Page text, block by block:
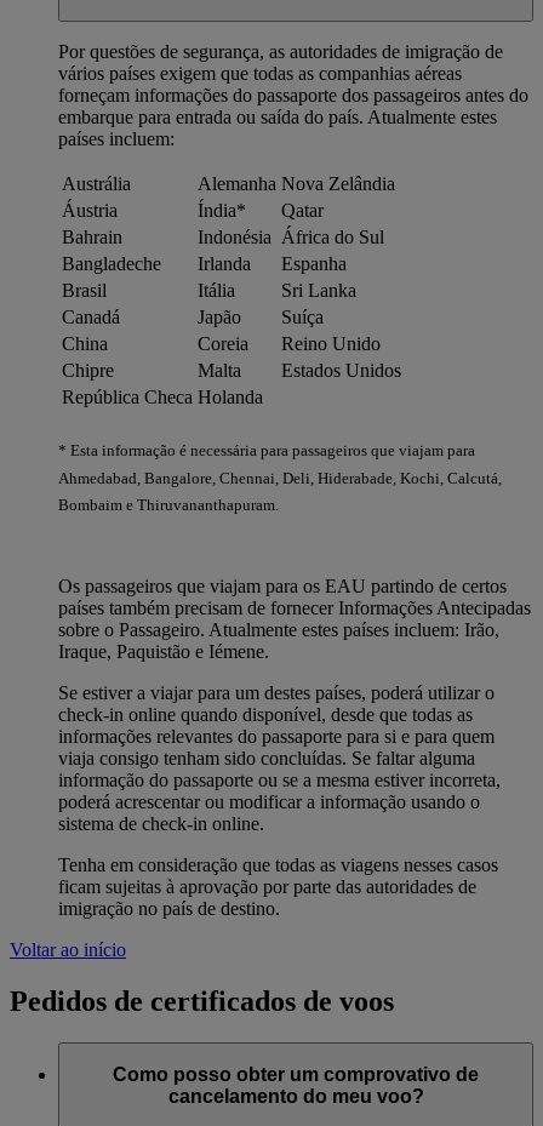
Por questões de segurança, as autoridades de imigração de
vários países exigem que todas as companhias aéreas
forneçam informações do passaporte dos passageiros antes do
embarque para entrada ou saída do país. Atualmente estes
países incluem:
Austrália Alemanha Nova Zelândia
Áustria
Índia*
Qatar
Bahrain
Indonésia África do Sul
Bangladeche
Irlanda
Espanha
Brasil
Itália
Sri Lanka
Canadá
Japão
Suíça
China
Coreia
Reino Unido
Chipre
Malta
Estados Unidos
República Checa Holanda
* Esta informação é necessária para passageiros que viajam para
Ahmedabad, Bangalore, Chennai, Deli, Hiderabade, Kochi, Calcutá,
Bombaim e Thiruvananthapuram.
Os passageiros que viajam para os EAU partindo de certos
países também precisam de fornecer Informações Antecipadas
sobre o Passageiro. Atualmente estes países incluem: Irão,
Iraque, Paquistão e Iémene.
Se estiver a viajar para um destes países, poderá utilizar o
check-in online quando disponível, desde que todas as
informações relevantes do passaporte para si e para quem
viaja consigo tenham sido concluídas. Se faltar alguma
informação do passaporte ou se a mesma estiver incorreta,
poderá acrescentar ou modificar a informação usando o
sistema de check-in online.
Tenha em consideração que todas as viagens nesses casos
ficam sujeitas à aprovação por parte das autoridades de
imigração no país de destino.
Voltar ao início
Pedidos de certificados de voos
Como posso obter um comprovativo de
cancelamento do meu voo?